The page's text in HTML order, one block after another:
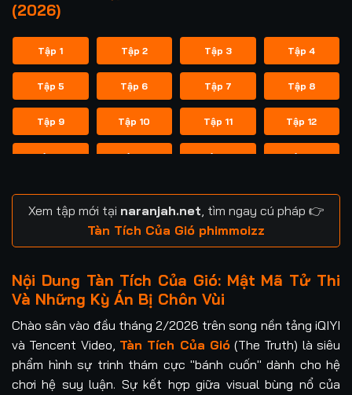
(2026)
Tập 1 Tập 2 Tập 3 Tập 4
Tập 5 Tập 6 Tập 7 Tập 8
Tập 9 Tập 10 Tập 11 Tập 12
Tập 13 Tập 14 Tập 15 Tập 16
Tập 17 Tập 18 Tập 19 Tập 20
Tập 22 Tập 23
Tập 29 Tập 30
Xem tập mới tại naranjah.net , tìm ngay cú pháp 👉
Tàn Tích Của Gió phimmoizz
Nội Dung Tàn Tích Của Gió: Mật Mã Tử Thi
Và Những Kỳ Án Bị Chôn Vùi
Chào sân vào đầu tháng 2/2026 trên song nền tảng iQIYI
và Tencent Video, Tàn Tích Của Gió(The Truth) là siêu
phẩm hình sự trinh thám cực "bánh cuốn" dành cho hệ
chơi hệ suy luận. Sự kết hợp giữa visual bùng nổ của